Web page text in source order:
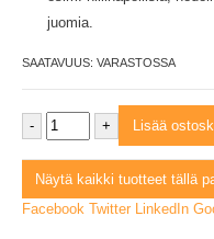
juomia.
SAATAVUUS: VARASTOSSA
- + Lisää
Näytä kaikki tuotteet tällä
Facebook Twitter LinkedIn